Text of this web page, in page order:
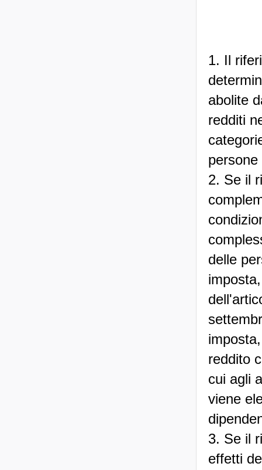
1. Il
abolite
redditi
2. Se il
delle
reddito
cui agli
viene
3. Se il
effetti